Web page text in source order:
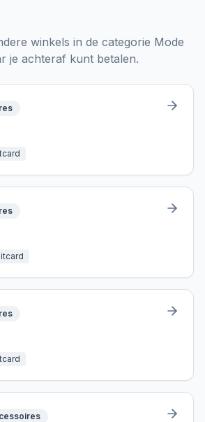
winkels in de categorie Mode
je achteraf kunt betalen.